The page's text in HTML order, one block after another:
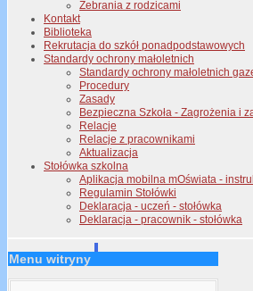
Zebrania z rodzicami
Kontakt
Biblioteka
Rekrutacja do szkół ponadpodstawowych
Standardy ochrony małoletnich
Standardy ochrony małoletnich
Procedury
Zasady
Bezpieczna Szkoła - Zagrożenia i
Relacje
Relacje z pracownikami
Aktualizacja
Stołówka szkolna
Aplikacja mobilna mOświata -
Regulamin Stołówki
Deklaracja - uczeń - stołówka
Deklaracja - pracownik - stołówka
Menu witryny